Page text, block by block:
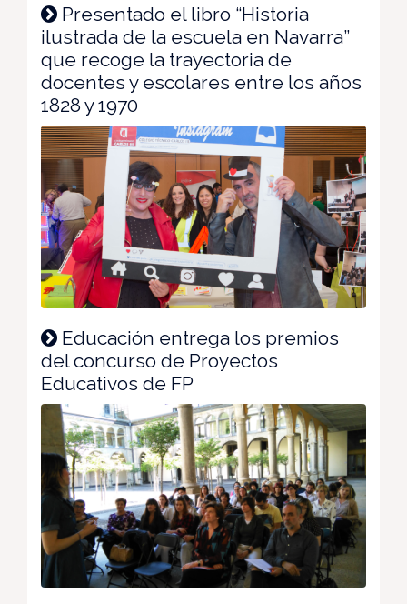
Presentado el libro “Historia
ilustrada de la escuela en Navarra”
que recoge la trayectoria de
docentes y escolares entre los años
1828 y 1970
Educación entrega los premios
del concurso de Proyectos
Educativos de FP